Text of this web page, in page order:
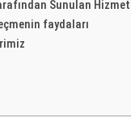
Sunulan
faydaları